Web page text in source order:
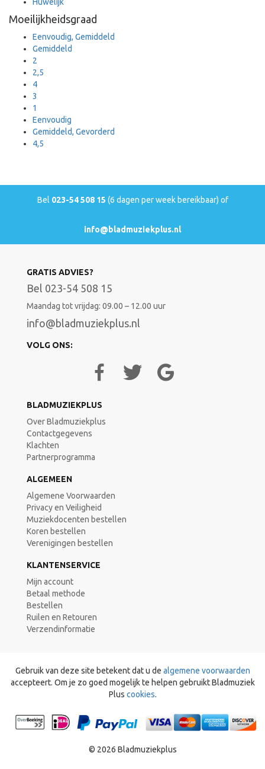
Moeilijkheidsgraad
Eenvoudig, Gemiddeld
Gemiddeld
2
2,5
4
3
1
Eenvoudig
Gemiddeld, Gevorderd
4,5
Bel 023-54 508 15 (6 dagen per week bereikbaar) of
info@bladmuziekplus.nl
GRATIS ADVIES?
Bel 023-54 508 15
Maandag tot vrijdag: 09.00 – 12.00 uur
info@bladmuziekplus.nl
VOLG ONS:
BLADMUZIEKPLUS
Over Bladmuziekplus
Contactgegevens
Klachten
Partnerprogramma
ALGEMEEN
Algemene Voorwaarden
Privacy en Veiligheid
Muziekdocenten bestellen
Koren bestellen
Verenigingen bestellen
KLANTENSERVICE
Mijn account
Betaal methode
Bestellen
Ruilen en Retouren
Verzendinformatie
Gebruik van deze site betekent dat u de algemene voorwaarden
accepteert. Om je zo goed mogelijk te helpen gebruikt Bladmuziek
Plus cookies.
© 2026 Bladmuziekplus